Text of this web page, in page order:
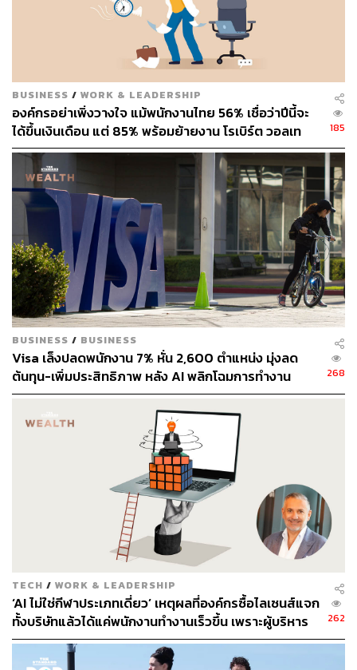
หลังจากมีมาสเตอร์ลิสต์แล้ว เราจะเห็นได้ชัดว่าสิ่งไหนควร
ได้รับความสนใจเป็นพิเศษในระดับที่แตกต่างกันออกไป ใน
มาสเตอร์ลิสต์จะมีทั้งงานที่ต้องทำให้เสร็จสิ้นภายในวันนี้
หรือโปรเจกต์ที่ต้องทำให้เสร็จภายในสัปดาห์หรือเดือน ไป
จนถึงเป้าหมายระยะยาวที่ต้องทำให้ได้ ที่ถ้าหากทำได้สำเร็จ
จะรู้สึกประสบความสำเร็จและจิตใจถูกเติมเต็ม
นำสิ่งที่ต้องทำมาจัดเป็นรายเดือน รายสัปดาห์ และรายวัน
โดย ไบรอัน เทรซี (Brian Tracy) ผู้ให้คำปรึกษาด้านการใช้
ชีวิตอย่างมีประสิทธิภาพ ให้คำแนะนำว่าลิสต์ระดับเดือนควร
ดึงมาจากมาสเตอร์ลิสต์ ลิสต์ระดับสัปดาห์ควรถูกดึงมาจา
กลิสต์ระดับเดือน และลิสต์ระดับวันควรดึงมาจากลิสต์ระดับ
สัปดาห์เป็นทอดๆ ลงมา เพื่อให้ลำดับความสำคัญเรียงแถวกัน
อย่างมีระเบียบ และสะท้อนกลับไปยังภาพรวมที่ใหญ่กว่าหรือ
ใหญ่ที่สุด
วิธีการนี้จะช่วยให้เราสามารถจัดการกับความขี้โกงในการ
ทำแต่งานเล็กๆ ให้เสร็จได้ เพราะการดึงมาจากงานระดับ
ใหญ่กว่าลงมาจะทำให้มั่นใจได้ว่างานนั้นมีความหมาย
สำคัญจริงๆ และนำไปสู่ความสำเร็จลุล่วงของแผนการที่ใหญ่
กว่าได้
2. แยกงานที่ฉุกเฉินออกจากงานสำคัญ ด้วยเทคนิค ไอ
เซนฮาวร์ เมทริกซ์ (Eisenhower Matrix)
แม้มาสเตอร์ลิสต์จะค่อนข้างเวิร์กสำหรับการช่วยเรา
ทำความเข้าใจความสำคัญของงาน แต่ในความเป็นจริงก็ซับ
ซ้อนไม่น้อยที่จะตัดสินว่าอะไรต้องทำทันทีและอะไรสามารถ
ทำทีหลังได้ มีกี่วิธีที่จะช่วยจัดการปัญหาเรื่องนี้
หนึ่งในนั้นคือ ‘กฎพาเรโต (Pareto Principle)’ หรือกฎ 80/20
ที่กล่าวถึงการทำน้อยได้มากด้วยการลงแรงเพียง 20% แต่ก่อ
ให้เกิดผลลัพธ์ถึง 80% เพื่อไม่ใช่แค่ทำอย่างหนึ่งเสร็จแล้วขีด
ฆ่าทิ้ง แต่การทำสิ่งใดล้วนแล้วหวังผลลัพธ์ที่ใหญ่กว่าและใช้
BUSINESS / WORK & LEADERSHIP
องค์กรอย่าเพิ่งวางใจ แม้พนักงานไทย 56% เชื่อว่าปีนี้จะ
ได้ขึ้นเงินเดือน แต่ 85% พร้อมย้ายงาน โรเบิร์ต วอลเท
อร์ส ชี้เงินเดือนไม่ใช่คำตอบเดียว
185
BUSINESS / BUSINESS
Visa เล็งปลดพนักงาน 7% หั่น 2,600 ตำแหน่ง มุ่งลด
ต้นทุน-เพิ่มประสิทธิภาพ หลัง AI พลิกโฉมการทำงาน
268
TECH / WORK & LEADERSHIP
‘AI ไม่ใช่กีฬาประเภทเดี่ยว’ เหตุผลที่องค์กรซื้อไลเซนส์แจก
ทั้งบริษัทแล้วได้แค่พนักงานทำงานเร็วขึ้น เพราะผู้บริหาร
เข้าใจ AI ผิดตั้งแต่ต้น
262